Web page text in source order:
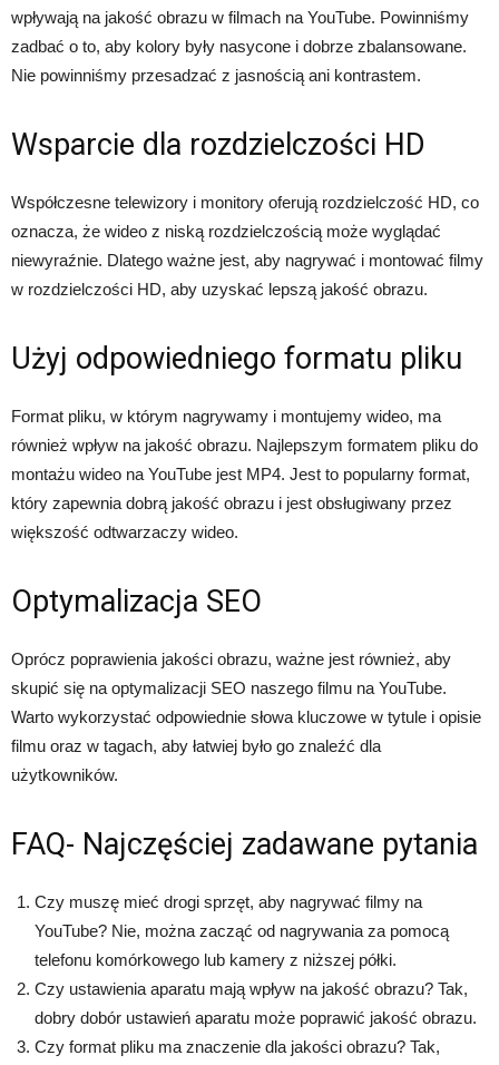
wpływają na jakość obrazu w filmach na YouTube. Powinniśmy
zadbać o to, aby kolory były nasycone i dobrze zbalansowane.
Nie powinniśmy przesadzać z jasnością ani kontrastem.
Wsparcie dla rozdzielczości HD
Współczesne telewizory i monitory oferują rozdzielczość HD, co
oznacza, że wideo z niską rozdzielczością może wyglądać
niewyraźnie. Dlatego ważne jest, aby nagrywać i montować filmy
w rozdzielczości HD, aby uzyskać lepszą jakość obrazu.
Użyj odpowiedniego formatu pliku
Format pliku, w którym nagrywamy i montujemy wideo, ma
również wpływ na jakość obrazu. Najlepszym formatem pliku do
montażu wideo na YouTube jest MP4. Jest to popularny format,
który zapewnia dobrą jakość obrazu i jest obsługiwany przez
większość odtwarzaczy wideo.
Optymalizacja SEO
Oprócz poprawienia jakości obrazu, ważne jest również, aby
skupić się na optymalizacji SEO naszego filmu na YouTube.
Warto wykorzystać odpowiednie słowa kluczowe w tytule i opisie
filmu oraz w tagach, aby łatwiej było go znaleźć dla
użytkowników.
FAQ- Najczęściej zadawane pytania
Czy muszę mieć drogi sprzęt, aby nagrywać filmy na
YouTube? Nie, można zacząć od nagrywania za pomocą
telefonu komórkowego lub kamery z niższej półki.
Czy ustawienia aparatu mają wpływ na jakość obrazu? Tak,
dobry dobór ustawień aparatu może poprawić jakość obrazu.
Czy format pliku ma znaczenie dla jakości obrazu? Tak,